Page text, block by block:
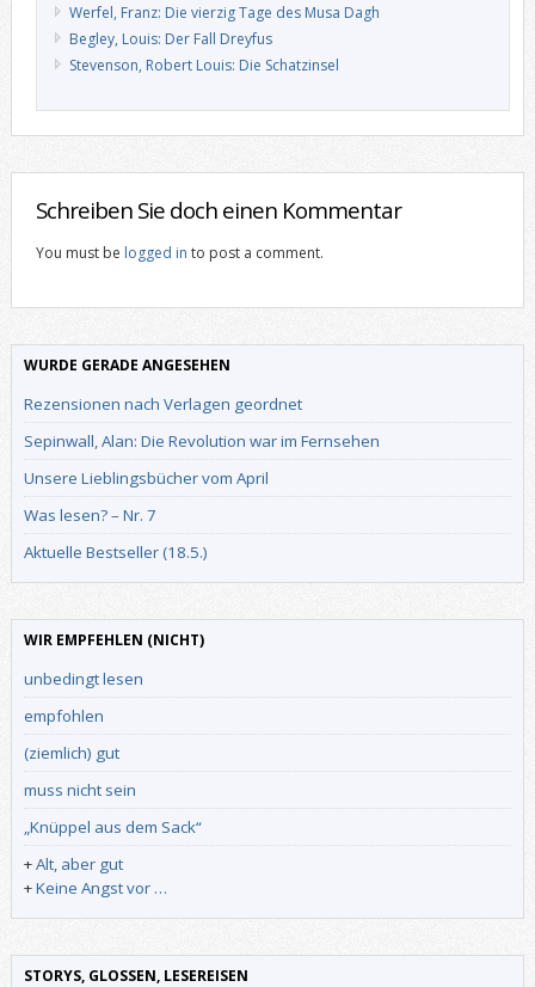
Werfel, Franz: Die vierzig Tage des Musa Dagh
Begley, Louis: Der Fall Dreyfus
Stevenson, Robert Louis: Die Schatzinsel
Schreiben Sie doch einen Kommentar
You must be logged in to post a comment.
WURDE GERADE ANGESEHEN
Rezensionen nach Verlagen geordnet
Sepinwall, Alan: Die Revolution war im Fernsehen
Unsere Lieblingsbücher vom April
Was lesen? – Nr. 7
Aktuelle Bestseller (18.5.)
WIR EMPFEHLEN (NICHT)
unbedingt lesen
empfohlen
(ziemlich) gut
muss nicht sein
„Knüppel aus dem Sack“
+Alt, aber gut
+Keine Angst vor …
STORYS, GLOSSEN, LESEREISEN